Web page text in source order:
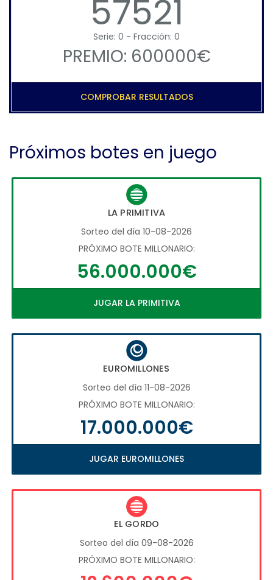
57521
Serie: 0 - Fracción: 0
PREMIO: 600000€
COMPROBAR RESULTADOS
Próximos botes en juego
LA PRIMITIVA
Sorteo del día 10-08-2026
PRÓXIMO BOTE MILLONARIO:
56.000.000€
JUGAR LA PRIMITIVA
EUROMILLONES
Sorteo del día 11-08-2026
PRÓXIMO BOTE MILLONARIO:
17.000.000€
JUGAR EUROMILLONES
EL GORDO
Sorteo del día 09-08-2026
PRÓXIMO BOTE MILLONARIO: